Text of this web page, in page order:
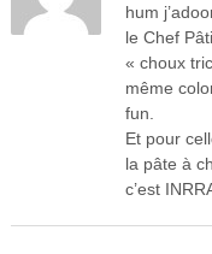
hum
le Chef
« choux
même
fun.
Et pour
la pâte à
c’est